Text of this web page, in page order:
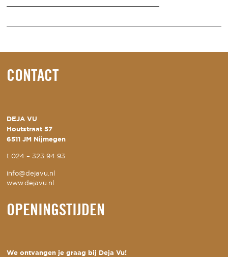
CONTACT
DEJA VU
Houtstraat 57
6511 JM Nijmegen
t024 – 323 94 93
info@dejavu.nl
www.dejavu.nl
OPENINGSTIJDEN
We ontvangen je graag bij Deja Vu!